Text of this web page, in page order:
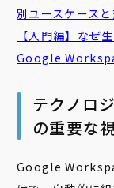
別ユースケース
【入門編】なぜ
Google
テクノロ
の重要な
Google